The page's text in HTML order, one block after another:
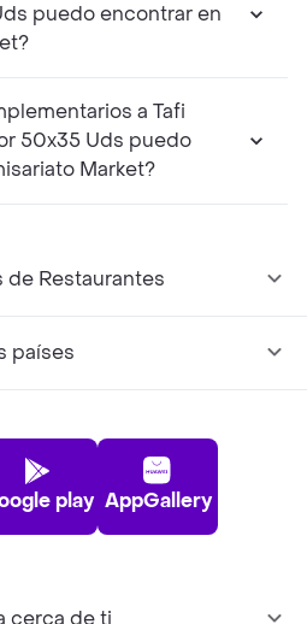
puedo encontrar en
a Tafi
50x35 Uds puedo
Market?
de Restaurantes
países
play AppGallery
cerca de ti